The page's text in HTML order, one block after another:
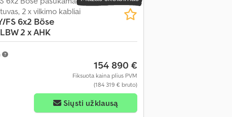
2 x vilkimo kabliai
FS 6x2 Böse
2 x AHK
154 890 €
Fiksuota kaina plius PVM
(184 319 € bruto)
Siųsti užklausą